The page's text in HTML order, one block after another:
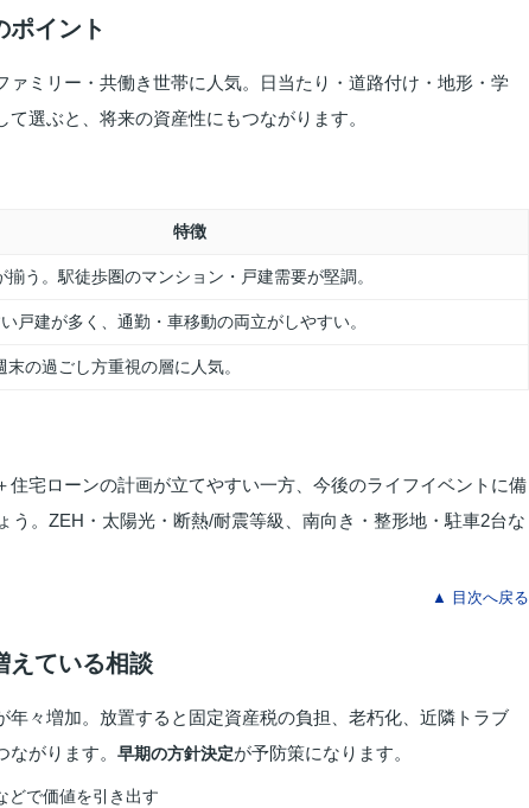
ポイント
ミリー・共働き世帯に人気。日当たり・道路付け・地形・学
選ぶと、将来の資産性にもつながります。
特徴
揃う。駅徒歩圏のマンション・戸建需要が堅調。
戸建が多く、通勤・車移動の両立がしやすい。
の過ごし方重視の層に人気。
宅ローンの計画が立てやすい一方、今後のライフイベントに備
う。ZEH・太陽光・断熱/耐震等級、南向き・整形地・駐車2台な
▲ 目次へ戻る
えている相談
々増加。放置すると固定資産税の負担、老朽化、近隣トラブ
がります。 早期の方針決定が予防策になります。
どで価値を引き出す